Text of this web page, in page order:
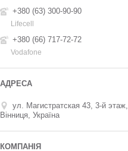
+380 (63) 300-90-90
Lifecell
+380 (66) 717-72-72
Vodafone
ул. Магистратская 43, 3-й этаж,
Вінниця, Україна